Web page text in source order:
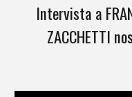
Intervista a
ZACCHETTI